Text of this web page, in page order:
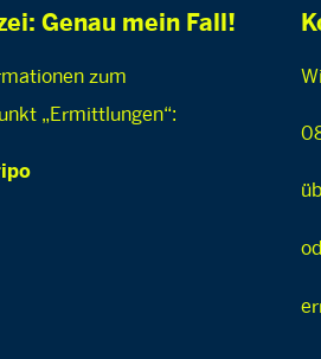
Genau mein Fall!
zum
„Ermittlungen“: